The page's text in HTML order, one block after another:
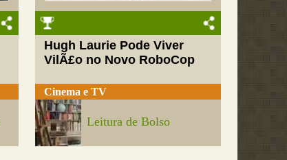
Hugh Laurie Pode Viver
VilÃ£o no Novo RoboCop
Cinema e TV
Leitura de Bolso